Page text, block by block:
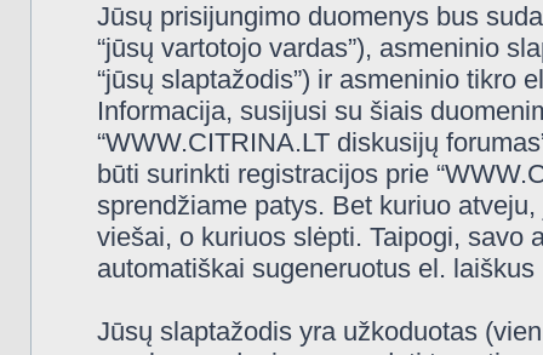
Jūsų prisijungimo duomenys bus
“jūsų vartotojo vardas”), asmeninio
“jūsų slaptažodis”) ir asmeninio tikro
Informacija, susijusi su šiais
“WWW.CITRINA.LT diskusijų
būti surinkti registracijos prie
sprendžiame patys. Bet kuriuo
viešai, o kuriuos slėpti. Taipogi, savo
automatiškai sugeneruotus el.
Jūsų slaptažodis yra užkoduotas